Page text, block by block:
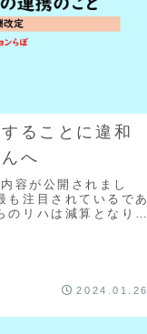
ることに違和
へ
容が公開されまし
も注目されているであ
リハは減算となりま
2024.01.26